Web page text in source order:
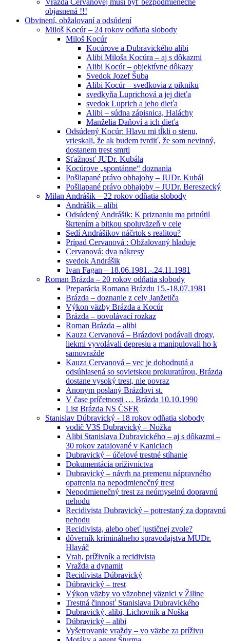
objasnená !!!
Obvinení, obžalovaní a odsúdení
Miloš Kocúr – 24 rokov odňatia slobody
Miloš Kocúr
Kocúrove a Dubravického alibi
Alibi Miloša Kocúra – aj s dôkazmi
Alibi Kocúr – objektívne dôkazy
Svedok Jozef Šuba
Alibi Kocúr – svedkovia z pikniku
svedkyňa Luprichová a jej dieťa
svedok Luprich a jeho dieťa
Alibi – súdna zápisnica, Haláchy
Manželia Daňoví a ich dieťa
Odsúdený Kocúr: Hlavu mi tĺkli o stenu,
vrieskali, že ak budem tvrdiť, že som nevinný,
dostanem trest smrti
Sťažnosť JUDr. Kubála
Kocúrove „spontánne“ doznania
Pošliapané právo obhajoby – JUDr. Kubál
Pošliapané právo obhajoby – JUDr. Bereszecký
Milan Andrášik – 22 rokov odňatia slobody
Andrášik – alibi
Odsúdený Andrášik: K priznaniu ma prinútil
škrtením a bitkou spoluväzeň v cele
Sedí Andrášikov náčrtok s realitou?
Prípad Cervanová : Obžalovaný hladuje
Cervanová: dva nákresy
svedok Andrášik
Ivan Fagan – 18.06.1981.-.24.11.1981
Roman Brázda – 20 rokov odňatia slobody
Preparácia Romana Brázdu 15.-18.07.1981
Brázda – doznanie z cely Janžetiča
Výkon väzby Brázda a Kocúr
Brázda – povolávací rozkaz
Roman Brázda – alibi
Kauza Cervanová – Brázdovi podávali drogy,
liekmi vyvolávali depresiu a manipulovali ho k
samovražde
Kauza Cervanová – vec je dohodnutá a
odsúhlasená so sovietskou prokuratúrou, Brázda
dostane vysoký trest, nie povraz
Anonym poslaný Brázdovi st.
V čase príčetnosti … Brázda 10.10.1990
List Brázda NS ČSFR
Stanislav Dúbravický - 18 rokov odňatia slobody
vodič V3S Dubravický – Nožka
Alibi Stanislava Dubravického – aj s dôkazmi –
30 rokov zatajované v Kaniciach
Dubravický – účelové trestné stíhanie
Dokumentácia príživníctva
Dubravický – návrh na premenu nápravného
opatrenia na nepodmienečný trest
Nepodmienečný trest za neúmyselnú dopravnú
nehodu
Recidivista Dubravický – potrestaný za dopravnú
nehodu
Recidivista, alebo obeť justičnej zvole?
dôverník kriminálneho spravodajstva MUDr.
Hlaváč
Vrah, príživník a recidivista
Vražda a dynamit
Recidivista Dúbravický
Dúbravický – trest
Výkon väzby vo väzobnej väznici v Žiline
Trestná činnosť Stanislava Dubravického
Dubravický, alibi, Lichovník a Noška
Dúbravický – alibi
Vyšetrovanie vraždy – vo väzbe za príživu